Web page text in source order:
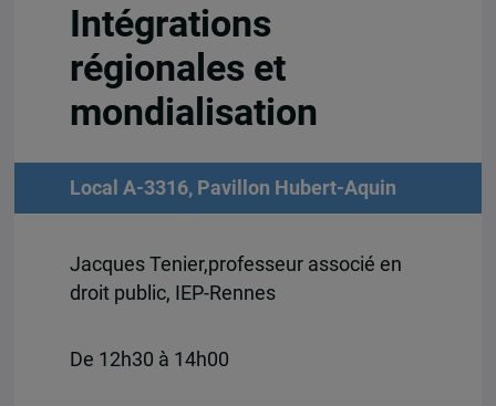
Intégrations
régionales et
mondialisation
Local A-3316, Pavillon Hubert-Aquin
Jacques Tenier,professeur associé en
droit public, IEP-Rennes
De 12h30 à 14h00